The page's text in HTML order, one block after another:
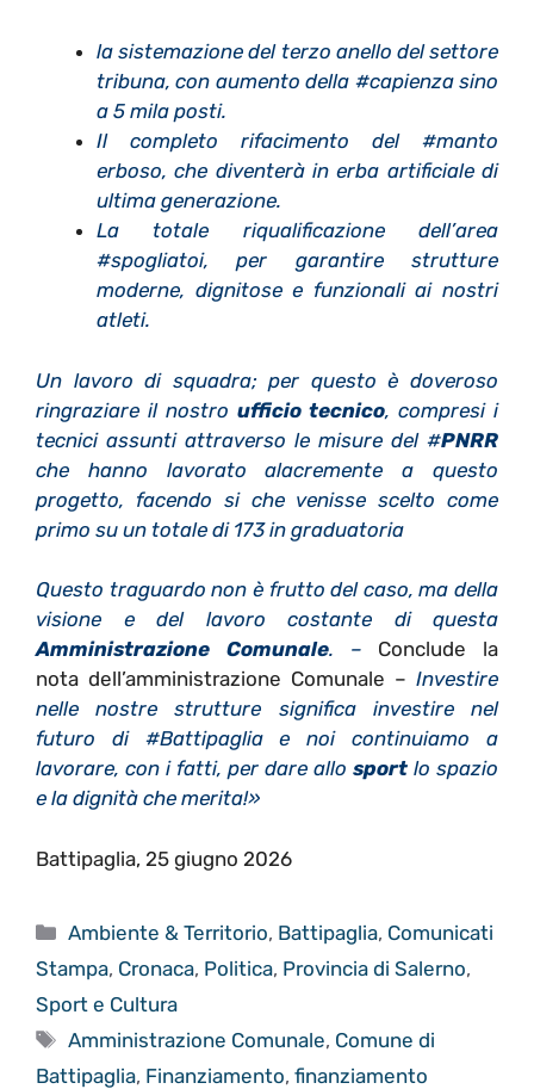
la sistemazione del terzo anello del settore
tribuna, con aumento della #capienza sino
a 5 mila posti.
Il completo rifacimento del #manto
erboso, che diventerà in erba artificiale di
ultima generazione.
La totale riqualificazione dell’area
#spogliatoi, per garantire strutture
moderne, dignitose e funzionali ai nostri
atleti.
Un lavoro di squadra; per questo è doveroso
ringraziare il nostro ufficio tecnico, compresi i
tecnici assunti attraverso le misure del #PNRR
che hanno lavorato alacremente a questo
progetto, facendo si che venisse scelto come
primo su un totale di 173 in graduatoria
Questo traguardo non è frutto del caso, ma della
visione e del lavoro costante di questa
Amministrazione Comunale. – Conclude la
nota dell’amministrazione Comunale – Investire
nelle nostre strutture significa investire nel
futuro di #Battipaglia e noi continuiamo a
lavorare, con i fatti, per dare allo sport lo spazio
e la dignità che merita!»
Battipaglia, 25 giugno 2026
Categorie
Ambiente & Territorio, Battipaglia, Comunicati
Stampa, Cronaca, Politica, Provincia di Salerno,
Sport e Cultura
Tag
Amministrazione Comunale, Comune di
Battipaglia, Finanziamento, finanziamento